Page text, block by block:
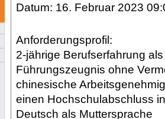
Datum: 16. Februar 2023
Anforderungsprofil:
2-jährige Berufserfahrung
Führungszeugnis ohne
chinesische
einen Hochschulabschluss
Deutsch als Muttersprache